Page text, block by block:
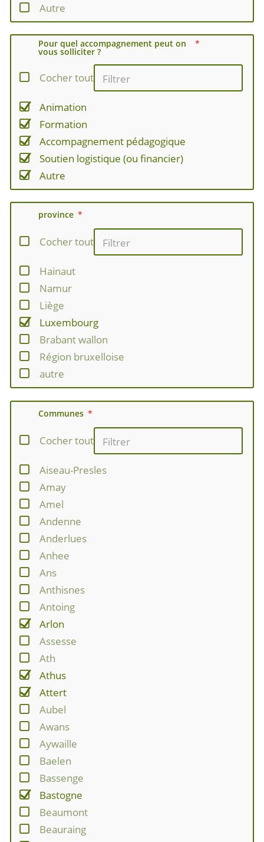
Autre
Pour quel accompagnement peut on
vous solliciter ?
Cocher tout
Animation
Formation
Accompagnement pédagogique
Soutien logistique (ou financier)
Autre
province
Cocher tout
Hainaut
Namur
Liège
Luxembourg
Brabant wallon
Région bruxelloise
autre
Communes
Cocher tout
Aiseau-Presles
Amay
Amel
Andenne
Anderlues
Anhee
Ans
Anthisnes
Antoing
Arlon
Assesse
Ath
Athus
Attert
Aubel
Awans
Aywaille
Baelen
Bassenge
Bastogne
Beaumont
Beauraing